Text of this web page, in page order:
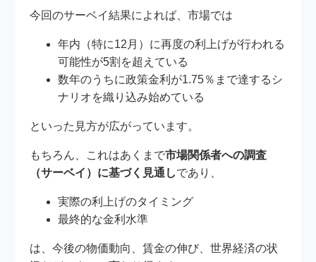
今回のサーベイ結果によれば、市場では
年内（特に12月）に再度の利上げが行われる
可能性が5割を超えている
数年のうちに政策金利が1.75％まで達するシ
ナリオを織り込み始めている
といった見方が広がっています。
もちろん、これはあくまで市場関係者への調査
（サーベイ）に基づく見通しであり、
実際の利上げのタイミング
最終的な金利水準
は、今後の物価動向、賃金の伸び、世界経済の状